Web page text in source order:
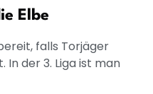
Elbe
falls Torjäger
In der 3. Liga ist man